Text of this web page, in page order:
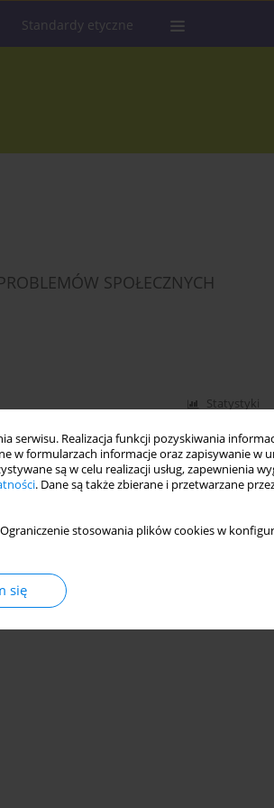
serwisu. Realizacja funkcji pozyskiwania
w formularzach informacje oraz zapisywanie w
są w celu realizacji usług, zapewnienia
. Dane są także zbierane i przetwarzane
stosowania plików cookies w
się
Standardy etyczne
SPOŁECZNYCH
Statystyki